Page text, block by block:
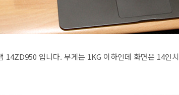
14ZD950 입니다. 무게는 1KG 이하인데 화면은 14인